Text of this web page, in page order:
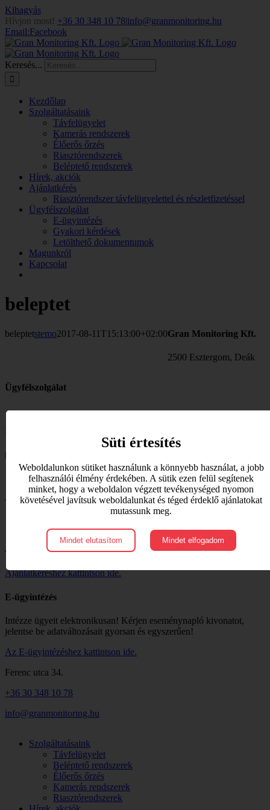
Kihagyás
Hívjon most! +36 30 348 10 78|info@granmonitoring.hu
Email:Facebook
Keresés...
Kezdőlap
Szolgáltatásaink
Távfelügyelet
Kamerás rendszerek
Élőerős őrzés
Riasztórendszerek
Beléptető rendszerek
Hírek, akciók
Ajánlatkérés
Riasztórendszer távfelügyelettel és részletfizetéssel
Ügyfélszolgálat
E-ügyintézés
Gyakori kérdések
Letölthető dokumentumok
Magunkról
Kapcsolat
beleptet
beleptetstemo2017-08-11T15:13:00+02:00
Ügyfélszolgálat
Irodánk
Központi telefonszám:
+36 30 348-1078
Technikai segítség:
Ajánlatkérés:
Ajánlatkéréshez kattintson ide.
E-ügyintézés
Intézze ügyeit elektronikusan! Kérjen eseménynapló kivonatot,
jelentse be adatváltozásait gyorsan és egyszerűen!
Az E-ügyintézéshez kattintson ide.
Gran Monitoring Kft.
2500 Esztergom, Deák
Ferenc utca 34.
+36 30 348 10 78
info@granmonitoring.hu
Szolgáltatásaink
Távfelügyelet
Beléptető rendszerek
Élőerős őrzés
Kamerás rendszerek
Riasztórendszerek
Süti értesítés
Weboldalunkon sütiket használunk a könnyebb használat, a jobb
felhasználói élmény érdekében. A sütik ezen felül segítenek
minket, hogy a weboldalon végzett tevékenységed nyomon
követésével javítsuk weboldalunkat és téged érdeklő ajánlatokat
mutassunk meg.
Mindet elutasítom Mindet elfogadom